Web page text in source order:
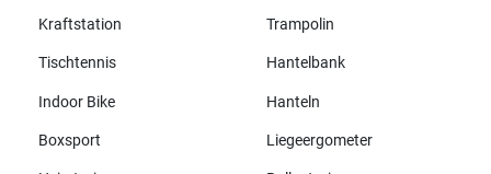
Kraftstation Trampolin
Tischtennis Hantelbank
Indoor Bike Hanteln
Boxsport Liegeergometer